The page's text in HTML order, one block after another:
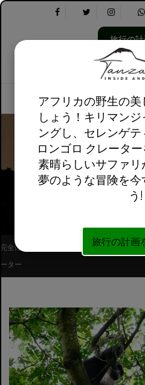
旅行の
選
択
し
て
く
だ
さ
私たち
マハレ山
完全に登録されたアフリカ現地ツアーオペレ
ーター
アフリカの野生の
しょう！キリマン
ングし、セレンゲ
ロンゴロ クレーター
素晴らしいサファリ
夢のような冒険を今
う!
旅行の計画